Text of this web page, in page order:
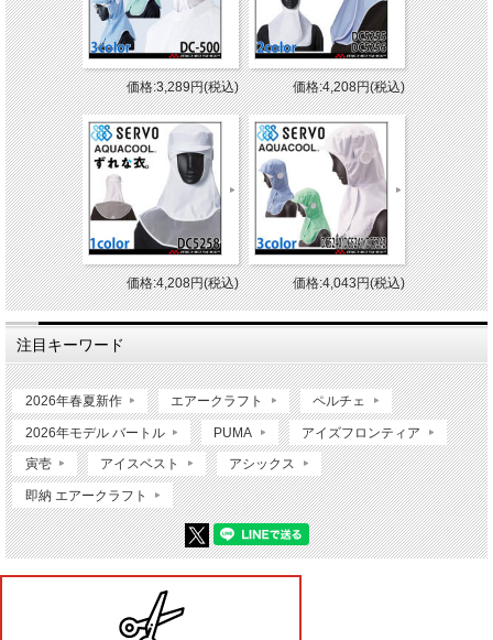
価格:3,289円(税込) 価格:4,208円(税込)
価格:4,208円(税込) 価格:4,043円(税込)
注目キーワード
2026年春夏新作 エアークラフト ペルチェ
2026年モデル バートル PUMA アイズフロンティア
寅壱 アイスベスト アシックス
即納 エアークラフト